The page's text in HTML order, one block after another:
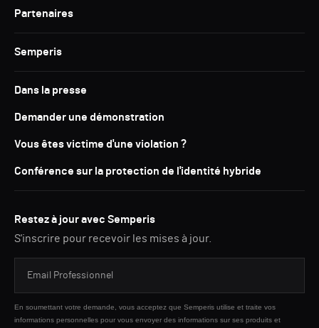
Partenaires
Semperis
Dans la presse
Demander une démonstration
Vous êtes victime d'une violation ?
Conférence sur la protection de l'identité hybride
Restez à jour avec Semperis
S'inscrire pour recevoir les mises à jour.
En soumettant votre demande, vous acceptez que Semperis utilise et traite vos
informations personnelles pour vous envoyer des informations sur ses produits et